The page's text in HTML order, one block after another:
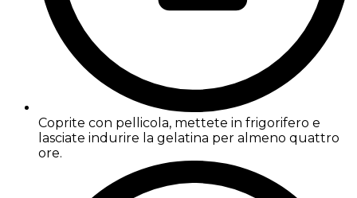
Coprite con pellicola, mettete in frigorifero e
lasciate indurire la gelatina per almeno quattro
ore.